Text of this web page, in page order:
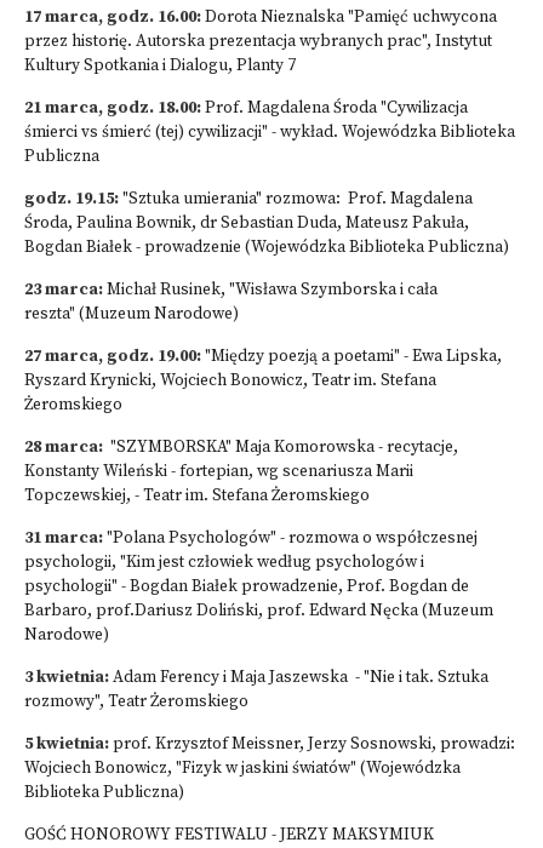
17 marca, godz. 16.00:Dorota Nieznalska "Pamięć uchwycona
przez historię. Autorska prezentacja wybranych prac", Instytut
Kultury Spotkania i Dialogu, Planty 7
21 marca, godz. 18.00:Prof. Magdalena Środa "Cywilizacja
śmierci vs śmierć (tej) cywilizacji" - wykład. Wojewódzka Biblioteka
Publiczna
godz. 19.15:"Sztuka umierania" rozmowa: Prof. Magdalena
Środa, Paulina Bownik, dr Sebastian Duda, Mateusz Pakuła,
Bogdan Białek - prowadzenie (Wojewódzka Biblioteka Publiczna)
23 marca:Michał Rusinek, "Wisława Szymborska i cała
reszta" (Muzeum Narodowe)
27 marca, godz. 19.00:"Między poezją a poetami" - Ewa Lipska,
Ryszard Krynicki, Wojciech Bonowicz, Teatr im. Stefana
Żeromskiego
28 marca: "SZYMBORSKA" Maja Komorowska - recytacje,
Konstanty Wileński - fortepian, wg scenariusza Marii
Topczewskiej, - Teatr im. Stefana Żeromskiego
31 marca:"Polana Psychologów" - rozmowa o współczesnej
psychologii, "Kim jest człowiek według psychologów i
psychologii" - Bogdan Białek prowadzenie, Prof. Bogdan de
Barbaro, prof.Dariusz Doliński, prof. Edward Nęcka (Muzeum
Narodowe)
3 kwietnia:Adam Ferency i Maja Jaszewska - "Nie i tak. Sztuka
rozmowy", Teatr Żeromskiego
5 kwietnia:prof. Krzysztof Meissner, Jerzy Sosnowski, prowadzi:
Wojciech Bonowicz, "Fizyk w jaskini światów" (Wojewódzka
Biblioteka Publiczna)
GOŚĆ HONOROWY FESTIWALU - JERZY MAKSYMIUK